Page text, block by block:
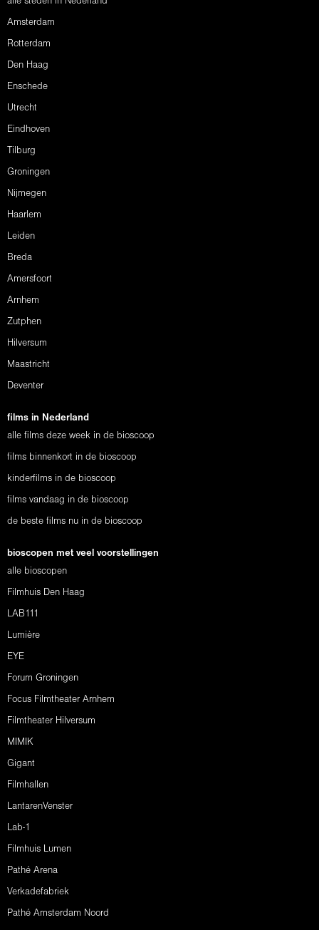
Amsterdam
Rotterdam
Den Haag
Enschede
Utrecht
Eindhoven
Tilburg
Groningen
Nijmegen
Haarlem
Leiden
Breda
Amersfoort
Arnhem
Zutphen
Hilversum
Maastricht
Deventer
films in Nederland
alle films deze week in de bioscoop
films binnenkort in de bioscoop
kinderfilms in de bioscoop
films vandaag in de bioscoop
de beste films nu in de bioscoop
bioscopen met veel voorstellingen
alle bioscopen
Filmhuis Den Haag
LAB111
Lumière
EYE
Forum Groningen
Focus Filmtheater Arnhem
Filmtheater Hilversum
MIMIK
Gigant
Filmhallen
LantarenVenster
Lab-1
Filmhuis Lumen
Pathé Arena
Verkadefabriek
Pathé Amsterdam Noord